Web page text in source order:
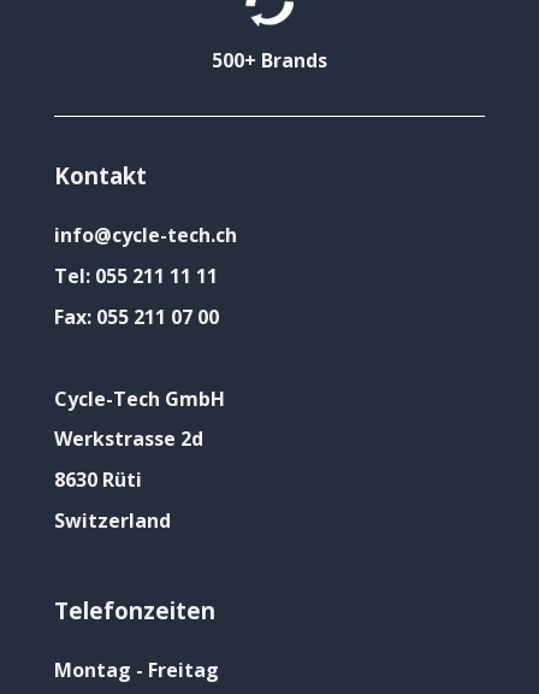
500+ Brands
Kontakt
info@cycle-tech.ch
Tel: 055 211 11 11
Fax: 055 211 07 00
Cycle-Tech GmbH
Werkstrasse 2d
8630 Rüti
Switzerland
Telefonzeiten
Montag - Freitag